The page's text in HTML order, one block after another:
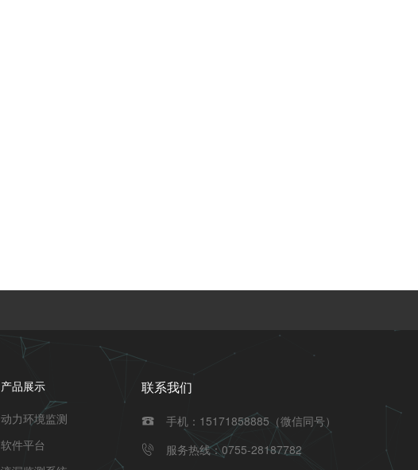
产品展示
动力环境监测
软件平台
联系我们
 手机：15171858885（微信同号）
 服务热线：0755-28187782